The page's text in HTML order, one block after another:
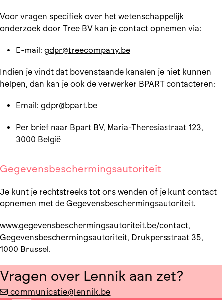
Voor vragen specifiek over het wetenschappelijk
onderzoek door Tree BV kan je contact opnemen via:
E-mail: gdpr@treecompany.be
Indien je vindt dat bovenstaande kanalen je niet kunnen
helpen, dan kan je ook de verwerker BPART contacteren:
Email: gdpr@bpart.be
Per brief naar Bpart BV, Maria-Theresiastraat 123,
3000 België
Gegevensbeschermingsautoriteit
Je kunt je rechtstreeks tot ons wenden of je kunt contact
opnemen met de Gegevensbeschermingsautoriteit.
www.gegevensbeschermingsautoriteit.be/contact,
Gegevensbeschermingsautoriteit, Drukpersstraat 35,
1000 Brussel.
Vragen over Lennik aan zet?
communicatie@lennik.be